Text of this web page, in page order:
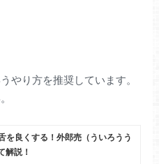
やり方を推奨しています。
を良くする！外郎売（ういろうう
解説！